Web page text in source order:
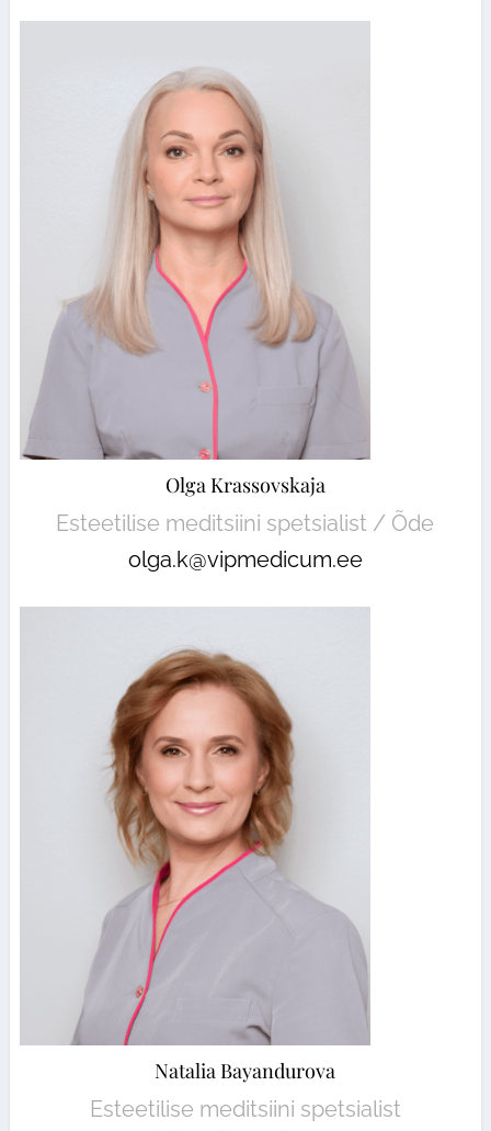
Olga Krassovskaja
Esteetilise meditsiini spetsialist / Õde
olga.k@vipmedicum.ee
Natalia Bayandurova
Esteetilise meditsiini spetsialist